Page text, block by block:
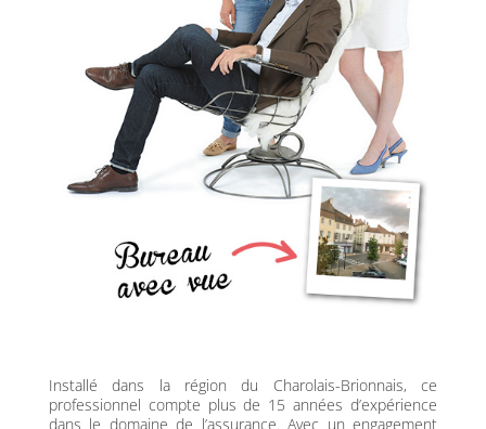
Installé dans la région du Charolais-Brionnais, ce
professionnel compte plus de 15 années d’expérience
dans le domaine de l’assurance. Avec un engagement